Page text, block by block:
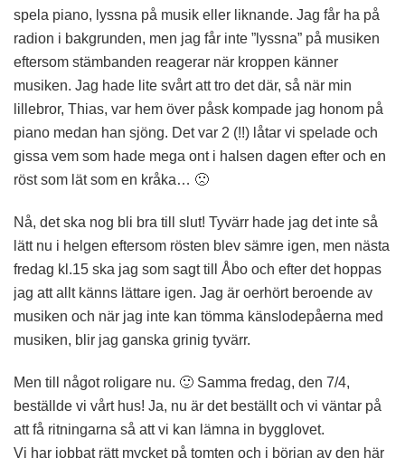
spela piano, lyssna på musik eller liknande. Jag får ha på
radion i bakgrunden, men jag får inte ”lyssna” på musiken
eftersom stämbanden reagerar när kroppen känner
musiken. Jag hade lite svårt att tro det där, så när min
lillebror, Thias, var hem över påsk kompade jag honom på
piano medan han sjöng. Det var 2 (!!) låtar vi spelade och
gissa vem som hade mega ont i halsen dagen efter och en
röst som lät som en kråka… 🙁
Nå, det ska nog bli bra till slut! Tyvärr hade jag det inte så
lätt nu i helgen eftersom rösten blev sämre igen, men nästa
fredag kl.15 ska jag som sagt till Åbo och efter det hoppas
jag att allt känns lättare igen. Jag är oerhört beroende av
musiken och när jag inte kan tömma känslodepåerna med
musiken, blir jag ganska grinig tyvärr.
Men till något roligare nu. 🙂 Samma fredag, den 7/4,
beställde vi vårt hus! Ja, nu är det beställt och vi väntar på
att få ritningarna så att vi kan lämna in bygglovet.
Vi har jobbat rätt mycket på tomten och i början av den här